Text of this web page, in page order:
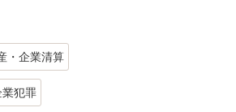
・企業清算
業犯罪